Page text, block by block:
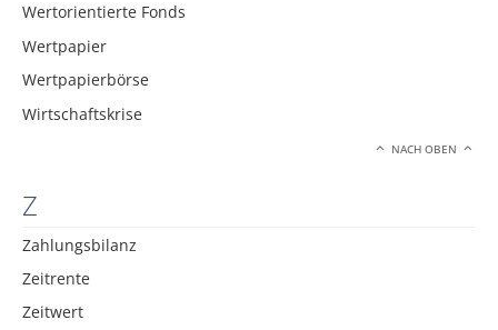
Wertorientierte Fonds
Wertpapier
Wertpapierbörse
Wirtschaftskrise
NACH OBEN
Z
Zahlungsbilanz
Zeitrente
Zeitwert